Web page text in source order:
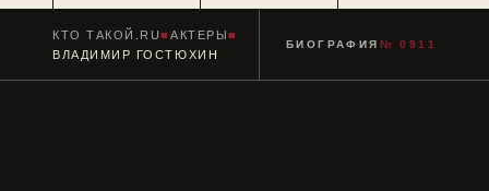
КТО ТАКОЙ.RU■АКТЕРЫ■
ВЛАДИМИР ГОСТЮХИН
БИОГРАФИЯ № 0911